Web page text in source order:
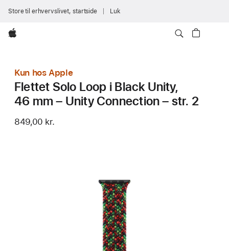
Store til erhvervslivet, startside Luk
Apple
Kun hos Apple
Flettet Solo Loop i Black Unity,
46 mm – Unity Connection – str. 2
849,00 kr.